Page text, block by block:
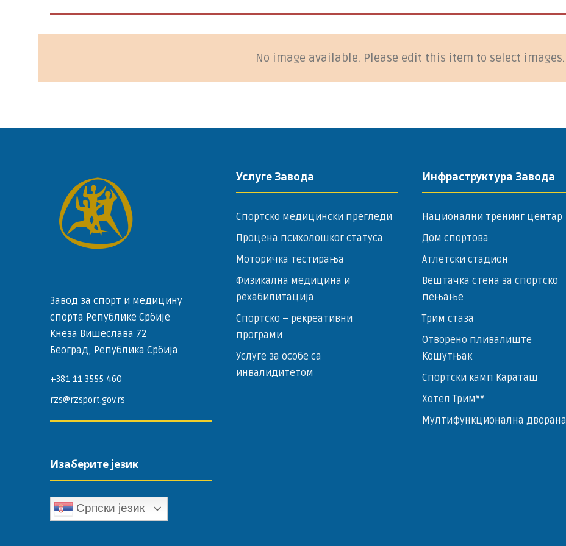
No image available. Please edit this item to select images.
Завод за спорт и медицину
спорта Републике Србије
Кнеза Вишеслава 72
Београд, Република Србија
+381 11 3555 460
rzs@rzsport.gov.rs
Изаберите језик
Српски језик
Услуге Завода
Спортско медицински прегледи
Процена психолошког статуса
Моторичка тестирања
Физикална медицина и
рехабилитација
Спортско – ­рекреативни
програми
Услуге за особе са
инвалидитетом
Инфраструктура Завода
Национални тренинг центар
Дом спортова
Атлетски стадион
Вештачка стена за спортско
пењање
Трим стаза
Отворено пливалиште
Кошутњак
Спортски камп Караташ
Хотел Трим**
Мултифункционална дворана